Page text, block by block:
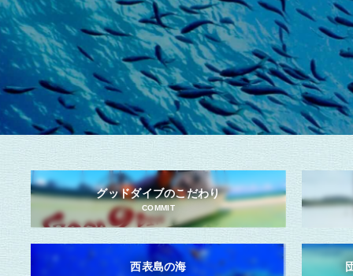
グッドダイブのこだわり
COMMIT
西表島の海